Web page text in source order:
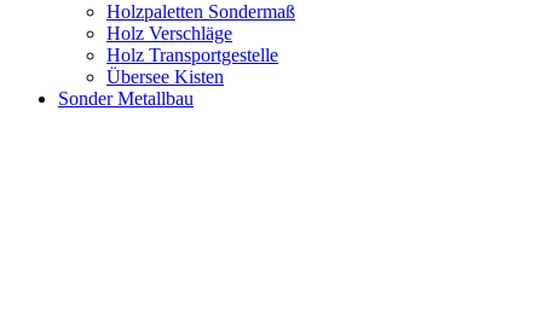
Holzpaletten Sondermaß
Holz Verschläge
Holz Transportgestelle
Übersee Kisten
Sonder Metallbau